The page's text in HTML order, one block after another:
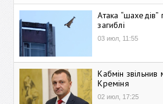
Атака
загиблі
03 июл, 11:55
Кабмін
Креміня
02 июл, 17:25